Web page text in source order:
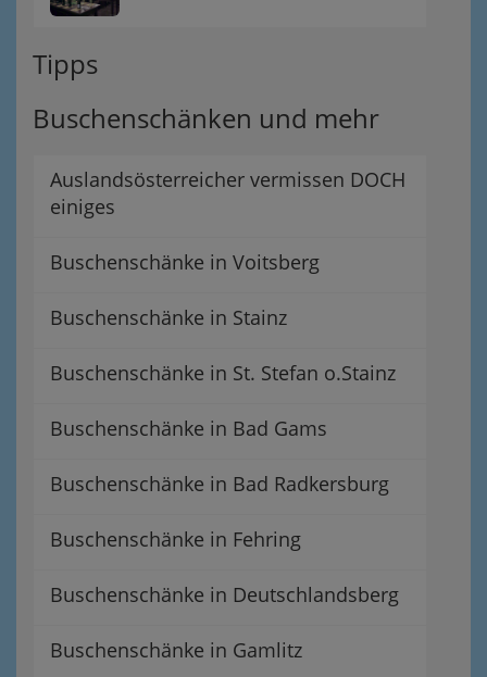
Tipps
Buschenschänken und mehr
Auslandsösterreicher vermissen DOCH
einiges
Buschenschänke in Voitsberg
Buschenschänke in Stainz
Buschenschänke in St. Stefan o.Stainz
Buschenschänke in Bad Gams
Buschenschänke in Bad Radkersburg
Buschenschänke in Fehring
Buschenschänke in Deutschlandsberg
Buschenschänke in Gamlitz